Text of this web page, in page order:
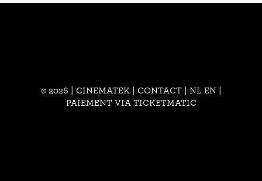
© 2026 | CINEMATEK | CONTACT| NL EN
PAIEMENT VIA TICKETMATIC